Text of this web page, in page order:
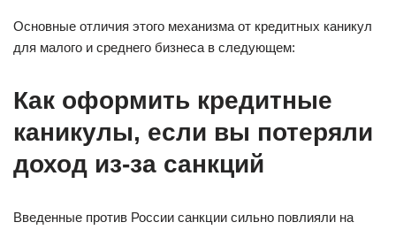
Основные отличия этого механизма от кредитных каникул
для малого и среднего бизнеса в следующем:
Как оформить кредитные
каникулы, если вы потеряли
доход из-за санкций
Введенные против России санкции сильно повлияли на